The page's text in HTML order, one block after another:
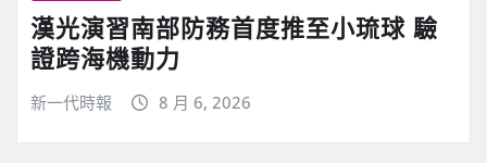
漢光演習南部防務首度推至小琉球 驗
證跨海機動力
新一代時報 8 月 6, 2026